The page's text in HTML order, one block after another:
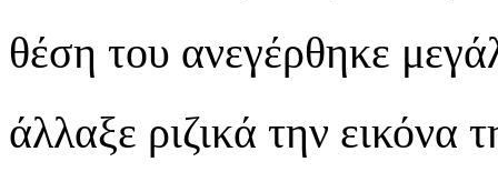
θέση του ανεγέρθηκε
άλλαξε ριζικά την εικόνα